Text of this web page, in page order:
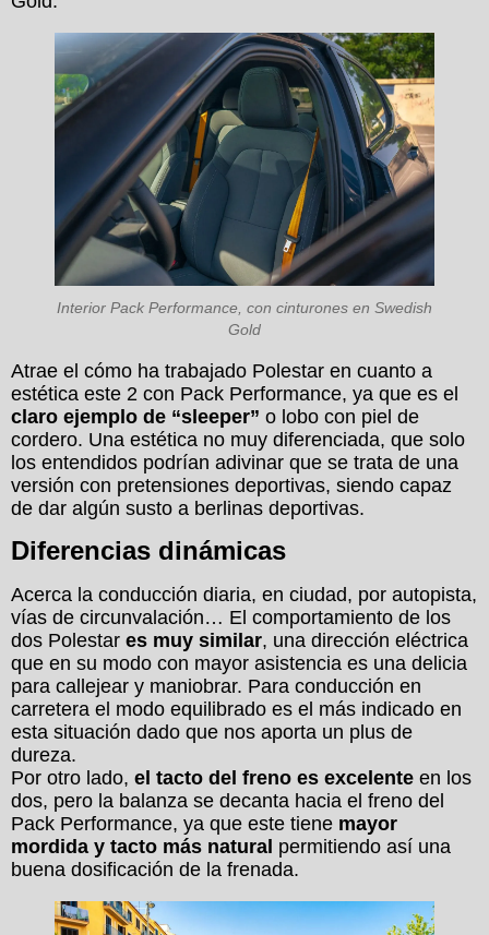
Interior Pack Performance, con cinturones en Swedish
Gold
Atrae el cómo ha trabajado Polestar en cuanto a
estética este 2 con Pack Performance, ya que es el
claro ejemplo de “sleeper” o lobo con piel de
cordero. Una estética no muy diferenciada, que solo
los entendidos podrían adivinar que se trata de una
versión con pretensiones deportivas, siendo capaz
de dar algún susto a berlinas deportivas.
Diferencias dinámicas
Acerca la conducción diaria, en ciudad, por autopista,
vías de circunvalación… El comportamiento de los
dos Polestar es muy similar, una dirección eléctrica
que en su modo con mayor asistencia es una delicia
para callejear y maniobrar. Para conducción en
carretera el modo equilibrado es el más indicado en
esta situación dado que nos aporta un plus de
dureza.
Por otro lado, el tacto del freno es excelente en los
dos, pero la balanza se decanta hacia el freno del
Pack Performance, ya que este tiene mayor
mordida y tacto más natural permitiendo así una
buena dosificación de la frenada.